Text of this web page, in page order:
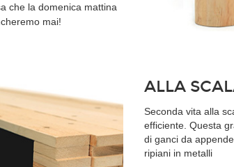
che la domenica mattina
mai!
ALLA
Seconda vita alla
efficiente. Questa
di ganci da
ripiani in metalli